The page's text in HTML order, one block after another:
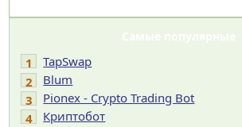
Самые популярные
1
TapSwap
2
Blum
3
Pionex - Crypto Trading Bot
4
Криптобот